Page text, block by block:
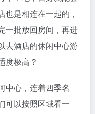
也是相连在一起的，
一批放回房间，再进
去酒店的休闲中心游
度极高？
中心，连着四季名
可以按照区域看一